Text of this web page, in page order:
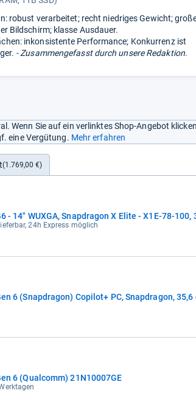
robust verarbeitet; recht niedriges Gewicht;
Bildschirm; klasse Ausdauer.
inkonsistente Performance; Konkurrenz ist
- Zusammengefasst durch unsere Redaktion.
Wenn Sie auf ein verlinktes Shop-Angebot
eine Vergütung. Mehr erfahren
(1.769,00 €)
- 14" WUXGA, Snapdragon X Elite - X1E-78-100,
24h Express möglich
6 (Snapdragon) Copilot+ PC, Snapdragon, 35,6
6 (Qualcomm) 21N10007GE